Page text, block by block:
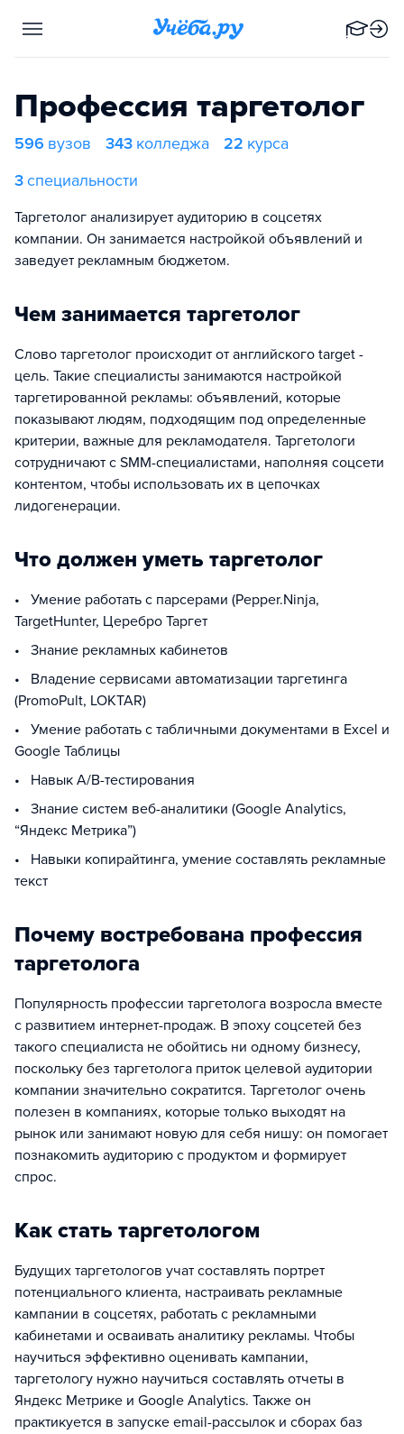
Профессия таргетолог
596 вузов 343 колледжа 22 курса
3специальности
Таргетолог анализирует аудиторию в соцсетях
компании. Он занимается настройкой объявлений и
заведует рекламным бюджетом.
Чем занимается таргетолог
Слово таргетолог происходит от английского target -
цель. Такие специалисты занимаются настройкой
таргетированной рекламы: объявлений, которые
показывают людям, подходящим под определенные
критерии, важные для рекламодателя. Таргетологи
сотрудничают с SMM-специалистами, наполняя соцсети
контентом, чтобы использовать их в цепочках
лидогенерации.
Что должен уметь таргетолог
• Умение работать с парсерами (Pepper.Ninja,
TargetHunter, Церебро Таргет
• Знание рекламных кабинетов
• Владение сервисами автоматизации таргетинга
(PromoPult, LOKTAR)
• Умение работать с табличными документами в Excel и
Google Таблицы
• Навык A/B-тестирования
• Знание систем веб-аналитики (Google Analytics,
“Яндекс Метрика”)
• Навыки копирайтинга, умение составлять рекламные
текст
Почему востребована профессия
таргетолога
Популярность профессии таргетолога возросла вместе
с развитием интернет-продаж. В эпоху соцсетей без
такого специалиста не обойтись ни одному бизнесу,
поскольку без таргетолога приток целевой аудитории
компании значительно сократится. Таргетолог очень
полезен в компаниях, которые только выходят на
рынок или занимают новую для себя нишу: он помогает
познакомить аудиторию с продуктом и формирует
спрос.
Как стать таргетологом
Будущих таргетологов учат составлять портрет
потенциального клиента, настраивать рекламные
кампании в соцсетях, работать с рекламными
кабинетами и осваивать аналитику рекламы. Чтобы
научиться эффективно оценивать кампании,
таргетологу нужно научиться составлять отчеты в
Яндекс Метрике и Google Analytics. Также он
практикуется в запуске email-рассылок и сборах баз